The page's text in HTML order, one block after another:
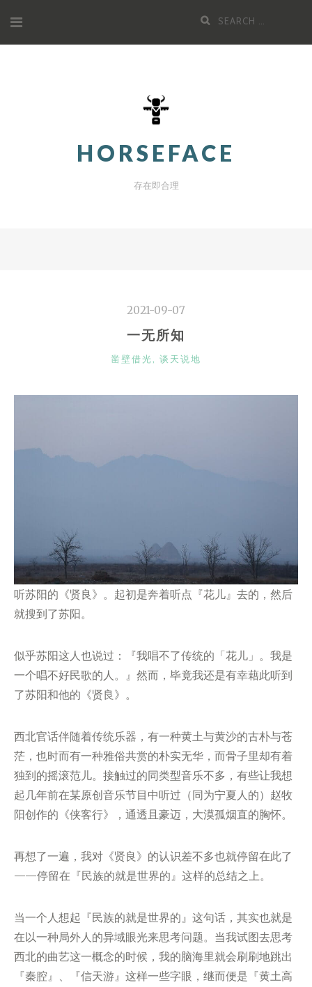
content
Search
HORSEFACE
存在即合理
2021-09-07
一无所知
CATEGORIES
凿壁借光 谈天说地
听苏阳的《贤良》。起初是奔着听点『花儿』去的，然后
就搜到了苏阳。
似乎苏阳这人也说过：『我唱不了传统的「花儿」。我是
一个唱不好民歌的人。』然而，毕竟我还是有幸藉此听到
了苏阳和他的《贤良》。
西北官话伴随着传统乐器，有一种黄土与黄沙的古朴与苍
茫，也时而有一种雅俗共赏的朴实无华，而骨子里却有着
独到的摇滚范儿。接触过的同类型音乐不多，有些让我想
起几年前在某原创音乐节目中听过（同为宁夏人的）赵牧
阳创作的《侠客行》，通透且豪迈，大漠孤烟直的胸怀。
再想了一遍，我对《贤良》的认识差不多也就停留在此了
——停留在『民族的就是世界的』这样的总结之上。
当一个人想起『民族的就是世界的』这句话，其实也就是
在以一种局外人的异域眼光来思考问题。当我试图去思考
西北的曲艺这一概念的时候，我的脑海里就会刷刷地跳出
『秦腔』、『信天游』这样一些字眼，继而便是『黄土高